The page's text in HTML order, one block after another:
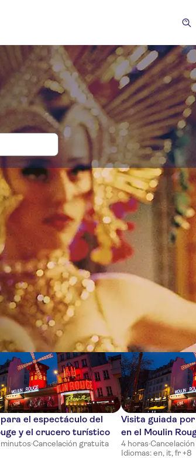
y visitas guiadas para
Atracciones y visitas guiadas
el espectáculo del
y el crucero turístico
·Cancelación gratuita
Visita guiada
en el Moulin
4 horas·
Idiomas: en, it, fr +8